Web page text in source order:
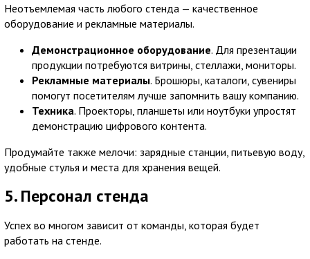
Неотъемлемая часть любого стенда — качественное
оборудование и рекламные материалы.
Демонстрационное оборудование. Для презентации
продукции потребуются витрины, стеллажи, мониторы.
Рекламные материалы. Брошюры, каталоги, сувениры
помогут посетителям лучше запомнить вашу компанию.
Техника. Проекторы, планшеты или ноутбуки упростят
демонстрацию цифрового контента.
Продумайте также мелочи: зарядные станции, питьевую воду,
удобные стулья и места для хранения вещей.
5. Персонал стенда
Успех во многом зависит от команды, которая будет
работать на стенде.